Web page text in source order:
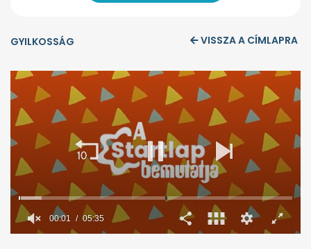
GYILKOSSÁG VISSZA A CÍMLAPRA
00:02 05:35